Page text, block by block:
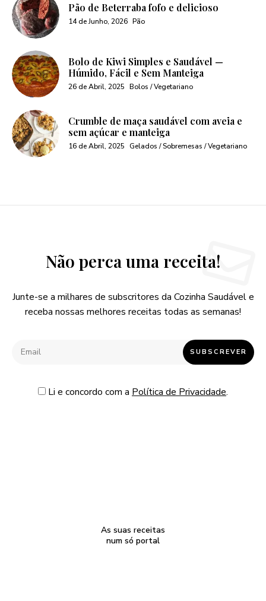
Pão de Beterraba fofo e delicioso
14 de Junho, 2026 Pão
Bolo de Kiwi Simples e Saudável —
Húmido, Fácil e Sem Manteiga
26 de Abril, 2025 Bolos / Vegetariano
Crumble de maça saudável com aveia e
sem açúcar e manteiga
16 de Abril, 2025 Gelados / Sobremesas / Vegetariano
Não perca uma receita!
Junte-se a milhares de subscritores da Cozinha Saudável e
receba nossas melhores receitas todas as semanas!
Li e concordo com a Política de Privacidade.
As suas receitas
num só portal